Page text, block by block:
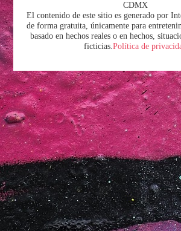
CDMX
El contenido de este sitio es generado por
de forma gratuita, únicamente para
basado en hechos reales o en hechos,
ficticias.Política de